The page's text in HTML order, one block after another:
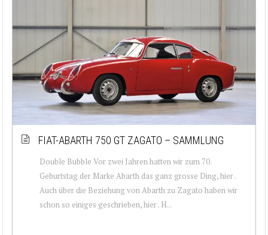
FIAT-ABARTH 750 GT ZAGATO – SAMMLUNG
Double Bubble Vor zwei Jahren hatten wir zum 70.
Geburtstag der Marke Abarth das ganz grosse Ding, hier .
Auch über die Beziehung von Abarth zu Zagato haben wir
schon so einiges geschrieben, hier . H...